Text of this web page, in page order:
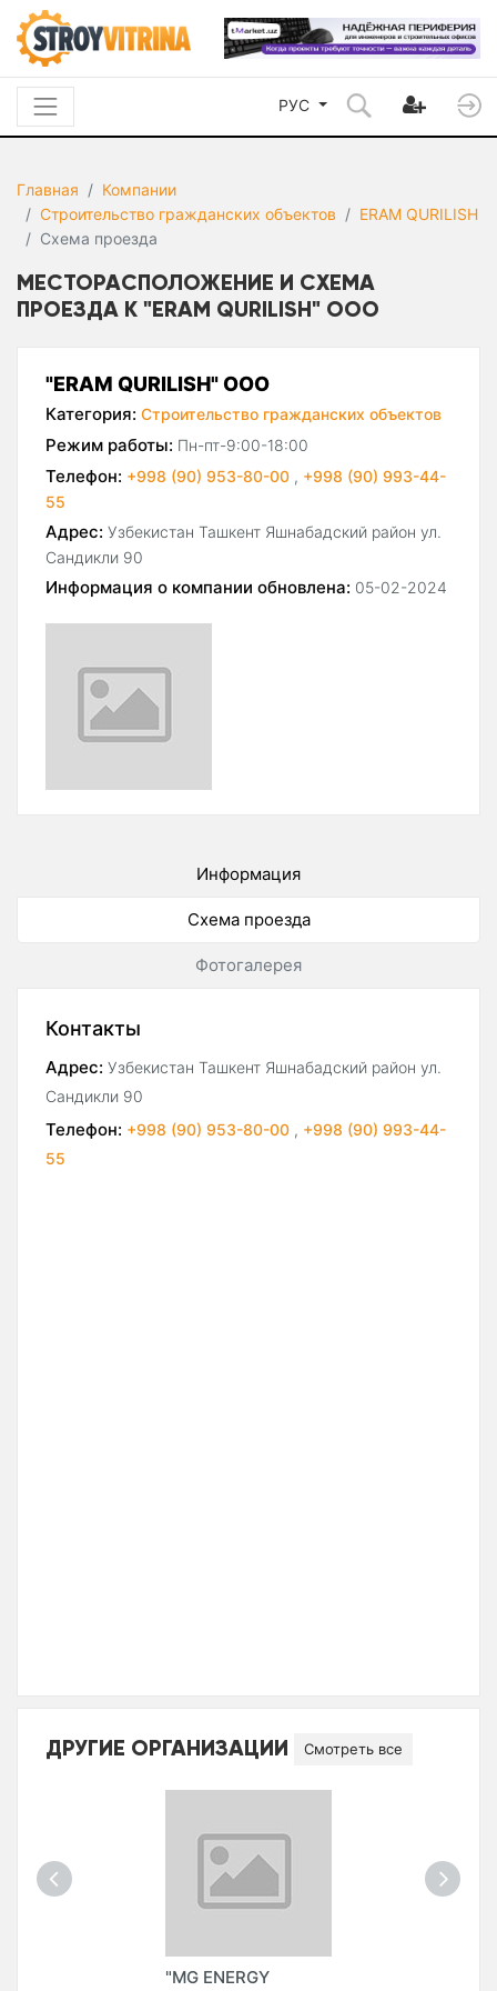
РУС
Главная
Компании
Строительство гражданских объектов
ERAM QURILISH
Схема проезда
МЕСТОРАСПОЛОЖЕНИЕ И СХЕМА
ПРОЕЗДА К "ERAM QURILISH" ООО
"ERAM QURILISH" ООО
Категория: Строительство гражданских объектов
Режим работы: Пн-пт-9:00-18:00
Телефон: +998 (90) 953-80-00 , +998 (90) 993-44-
55
Адрес: Узбекистан Ташкент Яшнабадский район ул.
Сандикли 90
Информация о компании обновлена: 05-02-2024
Информация
Схема проезда
Фотогалерея
Контакты
Адрес: Узбекистан Ташкент Яшнабадский район ул.
Сандикли 90
Телефон: +998 (90) 953-80-00 , +998 (90) 993-44-
55
ДРУГИЕ ОРГАНИЗАЦИИ Смотреть все
"MG ENERGY